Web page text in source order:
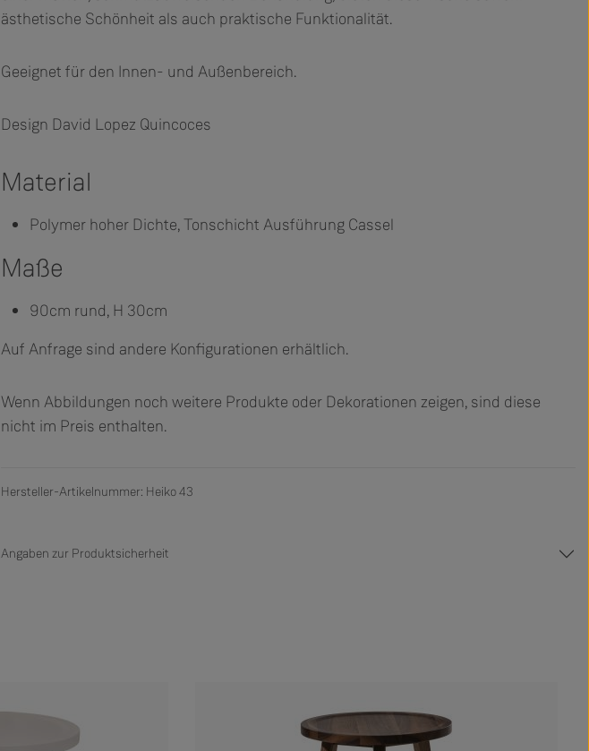
ästhetische Schönheit als auch praktische Funktionalität.
Geeignet für den Innen- und Außenbereich.
Design David Lopez Quincoces
Material
Polymer hoher Dichte, Tonschicht Ausführung Cassel
Maße
90cm rund, H 30cm
Auf Anfrage sind andere Konfigurationen erhältlich.
Wenn Abbildungen noch weitere Produkte oder Dekorationen zeigen, sind diese
nicht im Preis enthalten.
Hersteller-Artikelnummer: Heiko 43
Angaben zur Produktsicherheit